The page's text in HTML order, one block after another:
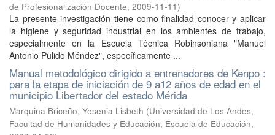
de Profesionalización Docente, 2009-11-11)
La presente investigación tiene como finalidad conocer y aplicar
la higiene y seguridad industrial en los ambientes de trabajo,
especialmente en la Escuela Técnica Robinsoniana "Manuel
Antonio Pulido Méndez", específicamente ...
Manual metodológico dirigido a entrenadores de Kenpo :
para la etapa de iniciación de 9 a12 años de edad en el
municipio Libertador del estado Mérida
Marquina Briceño, Yesenia Lisbeth (Universidad de Los Andes,
Facultad de Humanidades y Educación, Escuela de Educación,